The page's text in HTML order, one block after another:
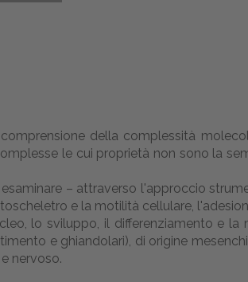
della complessità
le cui proprietà non sono la
– attraverso l'approccio
e la motilità cellulare,
lo sviluppo, il differenziamento e la
e ghiandolari), di origine
nervoso.